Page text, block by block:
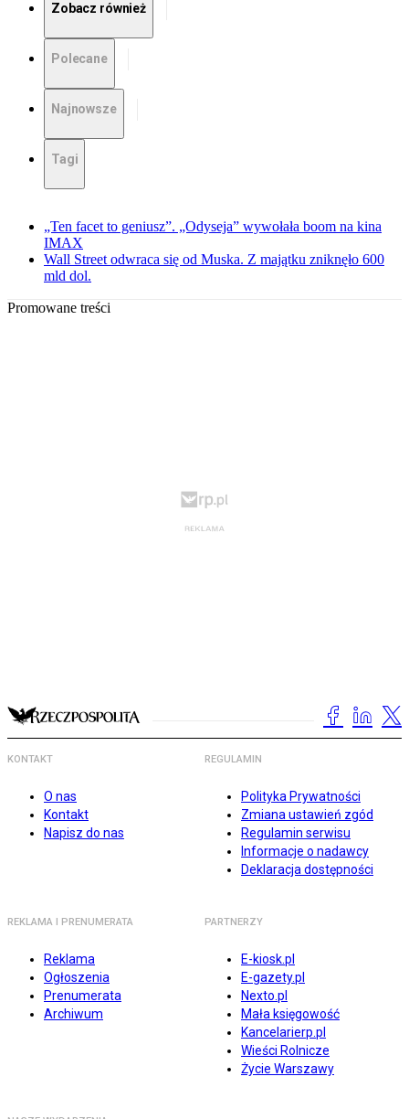
Zobacz również
Polecane
Najnowsze
Tagi
„Ten facet to geniusz”. „Odyseja” wywołała boom na kina
IMAX
Wall Street odwraca się od Muska. Z majątku zniknęło 600
mld dol.
Promowane treści
KONTAKT
O nas
Kontakt
Napisz do nas
REGULAMIN
Polityka Prywatności
Zmiana ustawień zgód
Regulamin serwisu
Informacje o nadawcy
Deklaracja dostępności
REKLAMA I PRENUMERATA
Reklama
Ogłoszenia
Prenumerata
Archiwum
PARTNERZY
E-kiosk.pl
E-gazety.pl
Nexto.pl
Mała księgowość
Kancelarierp.pl
Wieści Rolnicze
Życie Warszawy